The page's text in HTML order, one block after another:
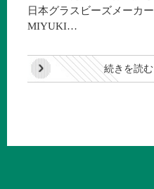
日本グラスビーズメーカー
MIYUKI…
続きを読む